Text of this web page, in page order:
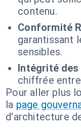
contenu.
Conformité
garantissant
sensibles.
Intégrité des
chiffrée
Pour aller plus
la page
d'architecture